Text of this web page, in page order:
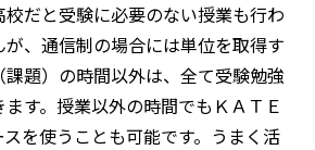
校だと受験に必要のない授業も行わ
、通信制の場合には単位を取得す
題）の時間以外は、全て受験勉強
す。授業以外の時間でもＫＡＴＥ
を使うことも可能です。うまく活